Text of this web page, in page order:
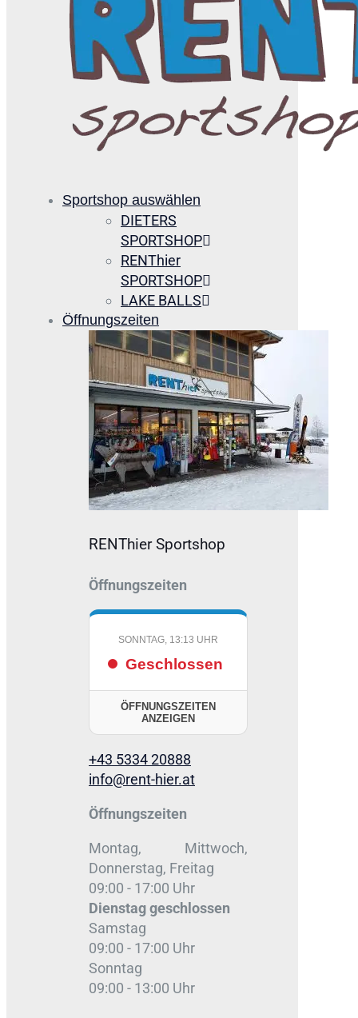
Sportshop auswählen
DIETERS
SPORTSHOP
RENThier
SPORTSHOP
LAKE BALLS
Öffnungszeiten
RENThier Sportshop
Öffnungszeiten
SONNTAG, 13:13 UHR
Geschlossen
ÖFFNUNGSZEITEN
ANZEIGEN
+43 5334 20888
info@rent-hier.at
Öffnungszeiten
Montag, Mittwoch,
Donnerstag, Freitag
09:00 - 17:00 Uhr
Dienstaggeschlossen
Samstag
09:00 - 17:00 Uhr
Sonntag
09:00 - 13:00 Uhr